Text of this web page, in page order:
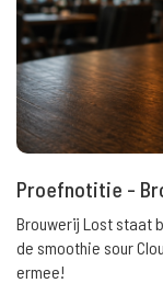
Proefnotitie -
Brouwerij Lost staat
de smoothie sour
ermee!